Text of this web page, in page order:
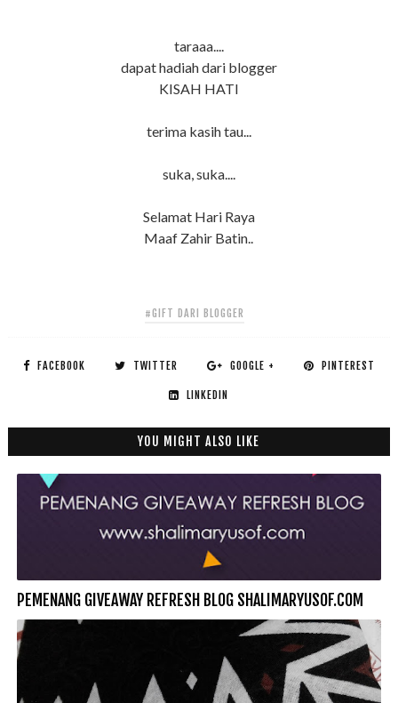
taraaa....
dapat hadiah dari blogger
KISAH HATI
terima kasih tau...
suka, suka....
Selamat Hari Raya
Maaf Zahir Batin..
#GIFT DARI BLOGGER
FACEBOOK TWITTER GOOGLE + PINTEREST
LINKEDIN
YOU MIGHT ALSO LIKE
PEMENANG GIVEAWAY REFRESH BLOG SHALIMARYUSOF.COM